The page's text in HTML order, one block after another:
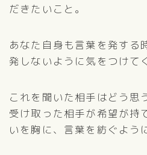
だきたいこと。
あなた自身も言葉を発する
発しないように気をつけて
これを聞いた相手はどう思
受け取った相手が希望が持
いを胸に、言葉を紡ぐよう